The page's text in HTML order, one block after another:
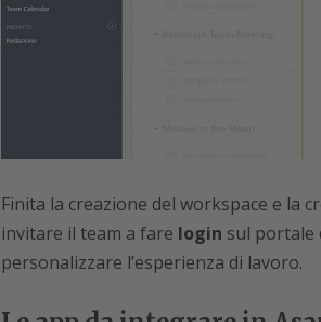
Finita la creazione del workspace e la
invitare il team a fare login sul portale
personalizzare l’esperienza di lavoro.